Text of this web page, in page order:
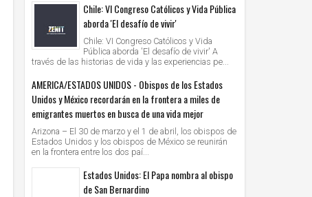
Chile: VI Congreso Católicos y Vida Pública
aborda 'El desafío de vivir'
Chile: VI Congreso Católicos y Vida
Pública aborda 'El desafío de vivir' A
través de las historias de vida y las experiencias pe...
AMERICA/ESTADOS UNIDOS - Obispos de los Estados
Unidos y México recordarán en la frontera a miles de
emigrantes muertos en busca de una vida mejor
Arizona – El 30 de marzo y el 1 de abril, los obispos de
Estados Unidos y los obispos de México se reunirán
en la frontera entre los dos paí...
Estados Unidos: El Papa nombra al obispo
de San Bernardino